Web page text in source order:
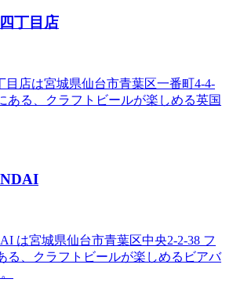
丁目店
目店は宮城県仙台市青葉区一番町4-4-
ある、クラフトビールが楽しめる英国
は宮城県仙台市青葉区中央2-2-38 フ
る、クラフトビールが楽しめるビアバ